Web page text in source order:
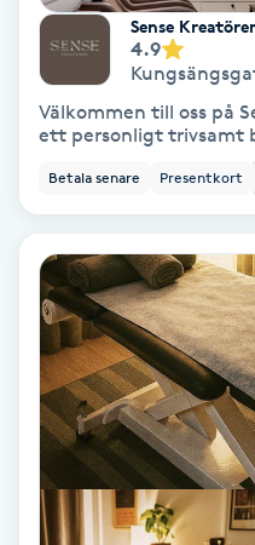
Färgning
Föning
Gelenaglar
Gellack
Gellack med förstärkning
Gravidmassage
Gravidyoga
Sense Kreatörer
4.9
Välkommen till oss på Sense
ett personligt trivsamt
Betala senare Presentkort